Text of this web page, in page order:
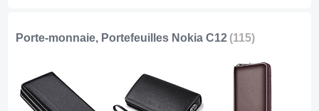
Porte-monnaie, Portefeuilles Nokia C12 (115)